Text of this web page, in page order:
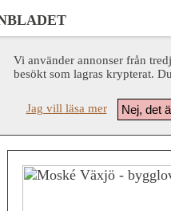
Vi använder annonser från
besökt som lagras krypterat.
Nej, det
Jag vill läsa mer